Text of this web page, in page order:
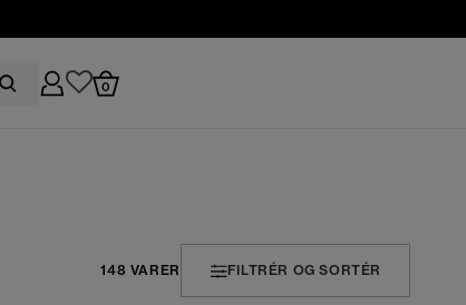
0
148 VARER FILTRÉR OG SORTÉR